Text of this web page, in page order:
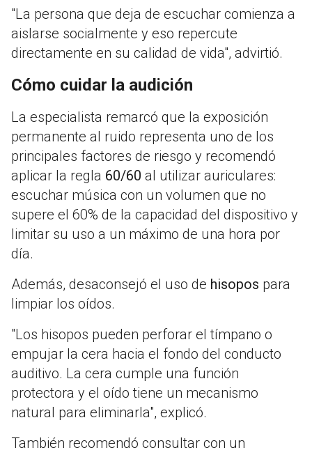
"La persona que deja de escuchar comienza a
aislarse socialmente y eso repercute
directamente en su calidad de vida", advirtió.
Cómo cuidar la audición
La especialista remarcó que la exposición
permanente al ruido representa uno de los
principales factores de riesgo y recomendó
aplicar la regla 60/60 al utilizar auriculares:
escuchar música con un volumen que no
supere el 60% de la capacidad del dispositivo y
limitar su uso a un máximo de una hora por
día.
Además, desaconsejó el uso de hisopos para
limpiar los oídos.
"Los hisopos pueden perforar el tímpano o
empujar la cera hacia el fondo del conducto
auditivo. La cera cumple una función
protectora y el oído tiene un mecanismo
natural para eliminarla", explicó.
También recomendó consultar con un